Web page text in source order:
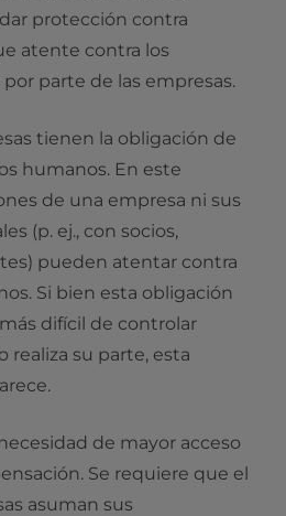
protección contra
atente contra los
parte de las empresas.
tienen la obligación de
humanos. En este
de una empresa ni sus
(p. ej., con socios,
pueden atentar contra
Si bien esta obligación
difícil de controlar
realiza su parte, esta
de mayor acceso
Se requiere que el
asuman sus